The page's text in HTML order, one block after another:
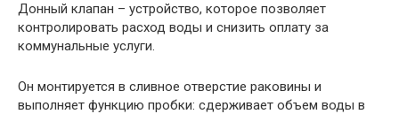
Донный клапан – устройство, которое позволяет
контролировать расход воды и снизить оплату за
коммунальные услуги.
Он монтируется в сливное отверстие раковины и
выполняет функцию пробки: сдерживает объем воды в